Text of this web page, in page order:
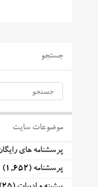
جستجو
موضوعات سایت
پرسشنامه های
پرسشنامه (1,652)